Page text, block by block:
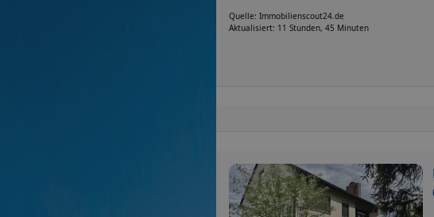
Quelle: Immobilienscout24.de
Aktualisiert: 11 Stunden, 45 Minuten